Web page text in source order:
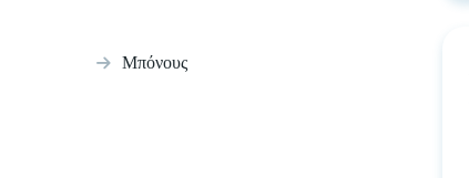
Μπόνους